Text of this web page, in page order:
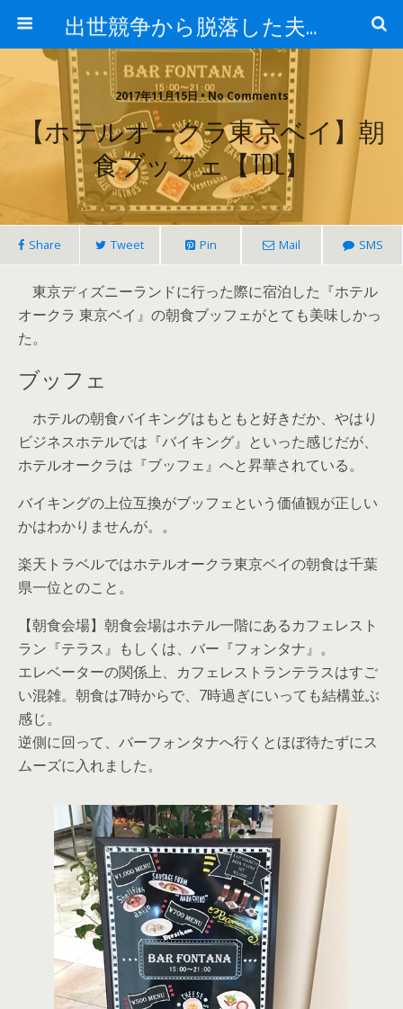
出世競争から脱落した夫と妻の日常
2017年11月15日 • No Comments
【ホテルオークラ東京ベイ】朝
食ブッフェ【TDL】
Share Tweet Pin Mail SMS
東京ディズニーランドに行った際に宿泊した『ホテル
オークラ 東京ベイ』の朝食ブッフェがとても美味しかっ
た。
ブッフェ
ホテルの朝食バイキングはもともと好きだか、やはり
ビジネスホテルでは『バイキング』といった感じだが、
ホテルオークラは『ブッフェ』へと昇華されている。
バイキングの上位互換がブッフェという価値観が正しい
かはわかりませんが。。
楽天トラベルではホテルオークラ東京ベイの朝食は千葉
県一位とのこと。
【朝食会場】朝食会場はホテル一階にあるカフェレスト
ラン『テラス』もしくは、バー『フォンタナ』。
エレベーターの関係上、カフェレストランテラスはすご
い混雑。朝食は7時からで、7時過ぎにいっても結構並ぶ
感じ。
逆側に回って、バーフォンタナへ行くとほぼ待たずにス
ムーズに入れました。